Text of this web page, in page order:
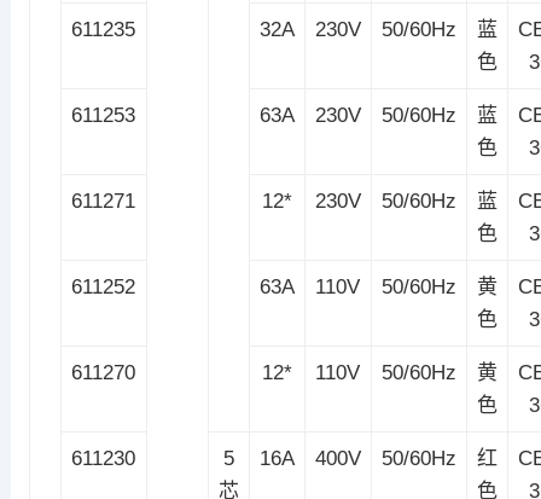
611235 32A 230V 50/60Hz
蓝
色
611253 63A 230V 50/60Hz
蓝
色
611271 12* 230V 50/60Hz
蓝
色
611252 63A 110V 50/60Hz
黄
色
611270 12* 110V 50/60Hz
黄
色
611230
5
芯
16A 400V 50/60Hz
红
色